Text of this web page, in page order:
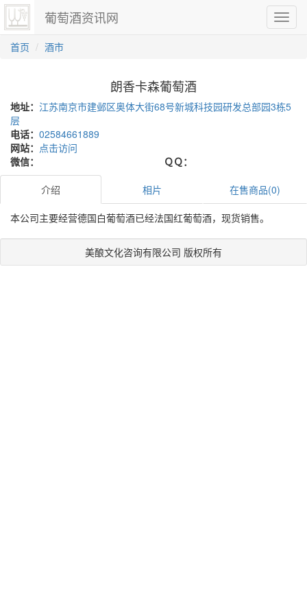
切
换
葡萄酒资讯网
首页 酒市
朗香卡森葡萄酒
地址： 江苏南京市建邺区奥体大街68号新城科技园研发总部园3栋5
层
电话： 02584661889
网站： 点击访问
微信：
ＱＱ：
介绍 相片 在售商品(0)
本公司主要经营德国白葡萄酒已经法国红葡萄酒，现货销售。
美酿文化咨询有限公司 版权所有